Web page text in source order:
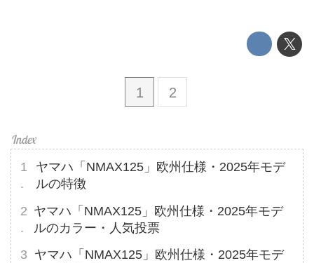
1 2
ヤマハ「NMAX125」欧州仕様・2025年モデ
ルの特徴
ヤマハ「NMAX125」欧州仕様・2025年モデ
ルのカラー・人気投票
ヤマハ「NMAX125」欧州仕様・2025年モデ